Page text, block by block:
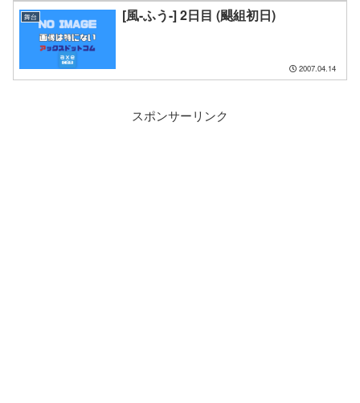
舞台 [風-ふう-] 2日目 (颶組初日)
2007.04.14
スポンサーリンク